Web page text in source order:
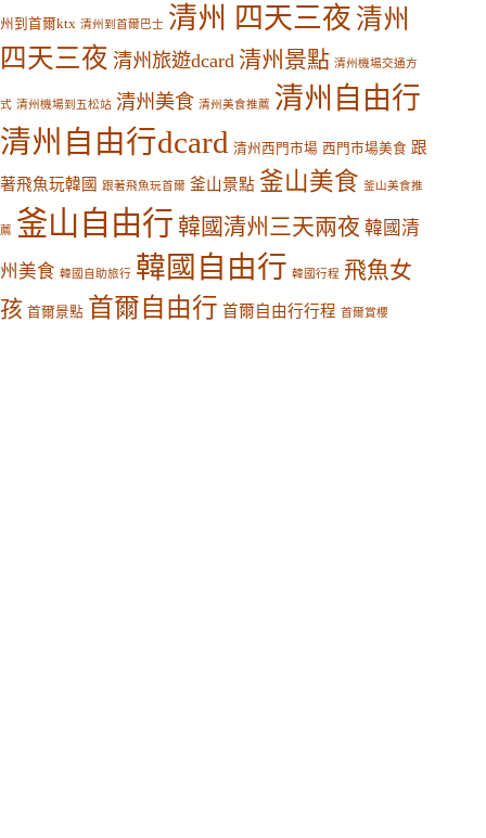
州到首爾ktx 清州到首爾巴士 清州 四天三夜 清州
四天三夜 清州旅遊dcard 清州景點 清州機場交通方
式 清州機場到五松站 清州美食 清州美食推薦 清州自由行
清州自由行dcard 清州西門市場 西門市場美食 跟
著飛魚玩韓國 跟著飛魚玩首爾 釜山景點 釜山美食 釜山美食推
薦 釜山自由行 韓國清州三天兩夜 韓國清
州美食 韓國自助旅行 韓國自由行 韓國行程 飛魚女
孩 首爾景點 首爾自由行 首爾自由行行程 首爾賞櫻